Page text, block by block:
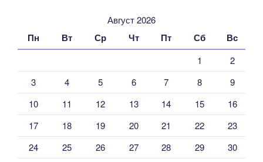
Август 2026
Пн Вт Ср Чт Пт Сб Вс
1
2
3
4 5 6 7 8
9
10
11 12 13 14 15
16
17
18 19 20 21 22
23
24
25 26 27 28 29
30